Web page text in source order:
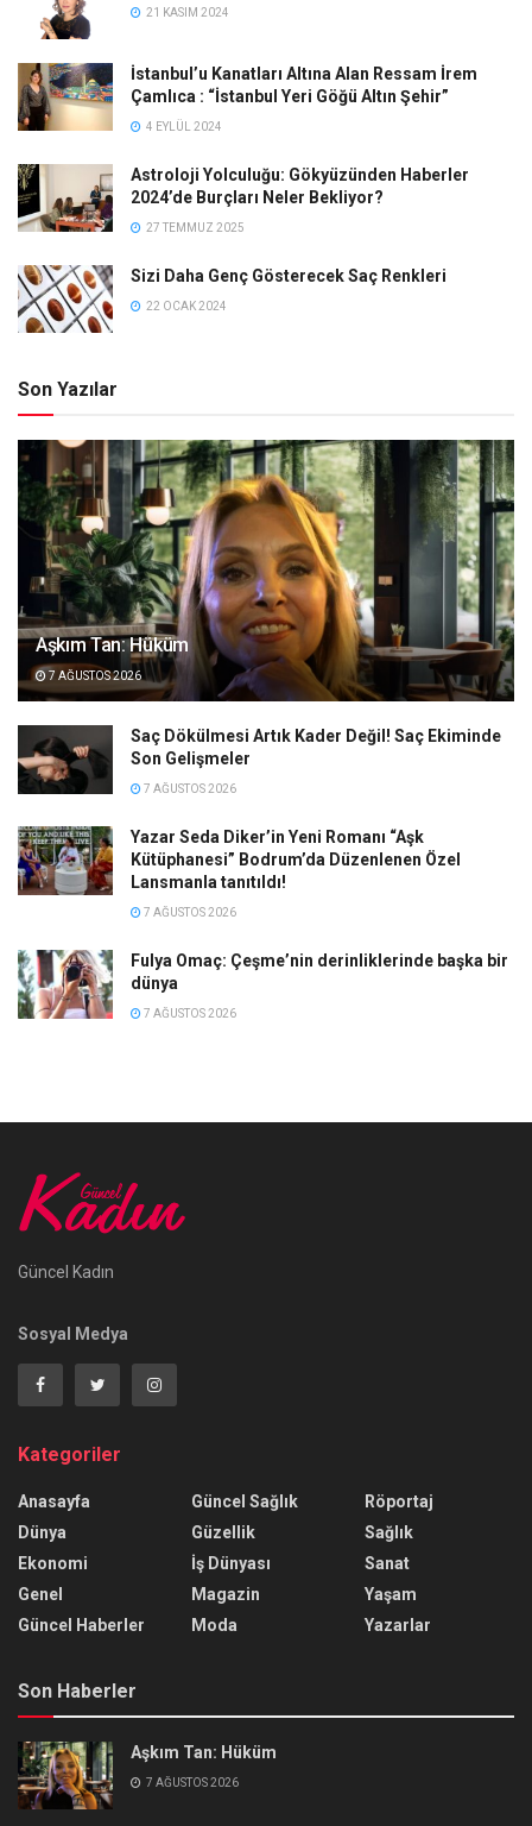
21 KASIM 2024
İstanbul’u Kanatları Altına Alan Ressam İrem
Çamlıca : “İstanbul Yeri Göğü Altın Şehir”
4 EYLÜL 2024
Astroloji Yolculuğu: Gökyüzünden Haberler
2024’de Burçları Neler Bekliyor?
27 TEMMUZ 2025
Sizi Daha Genç Gösterecek Saç Renkleri
22 OCAK 2024
Son Yazılar
Aşkım Tan: Hüküm
7 AĞUSTOS 2026
Saç Dökülmesi Artık Kader Değil! Saç Ekiminde
Son Gelişmeler
7 AĞUSTOS 2026
Yazar Seda Diker’in Yeni Romanı “Aşk
Kütüphanesi” Bodrum’da Düzenlenen Özel
Lansmanla tanıtıldı!
7 AĞUSTOS 2026
Fulya Omaç: Çeşme’nin derinliklerinde başka bir
dünya
7 AĞUSTOS 2026
Güncel Kadın
Sosyal Medya
Kategoriler
Anasayfa
Dünya
Ekonomi
Genel
Güncel Haberler
Güncel Sağlık
Güzellik
İş Dünyası
Magazin
Moda
Röportaj
Sağlık
Sanat
Yaşam
Yazarlar
Son Haberler
Aşkım Tan: Hüküm
7 AĞUSTOS 2026